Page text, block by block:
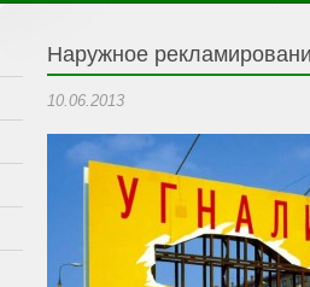
Наружное
10.06.2013